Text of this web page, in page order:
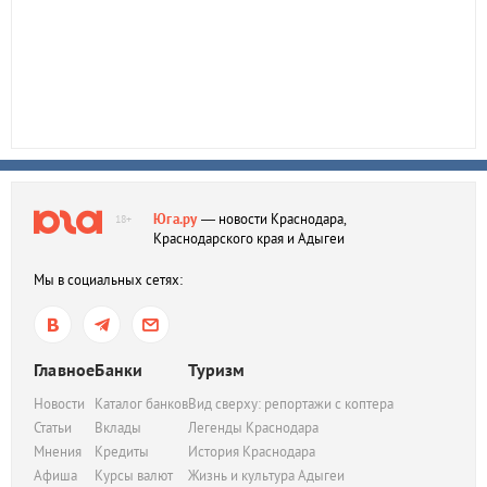
18+ Юга.ру— новости Краснодара,
Краснодарского края и Адыгеи
Мы в социальных сетях:
Главное
Новости
Статьи
Мнения
Афиша
Банки
Каталог банков
Вклады
Кредиты
Курсы валют
Туризм
Вид сверху: репортажи с коптера
Легенды Краснодара
История Краснодара
Жизнь и культура Адыгеи